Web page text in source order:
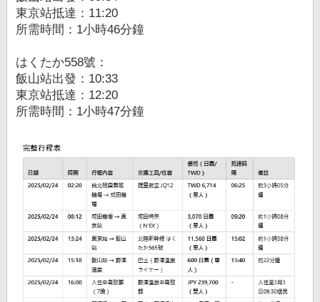
東京站抵達：11:20
所需時間：1小時46分鐘
はくたか558號：
飯山站出發：10:33
東京站抵達：12:20
所需時間：1小時47分鐘